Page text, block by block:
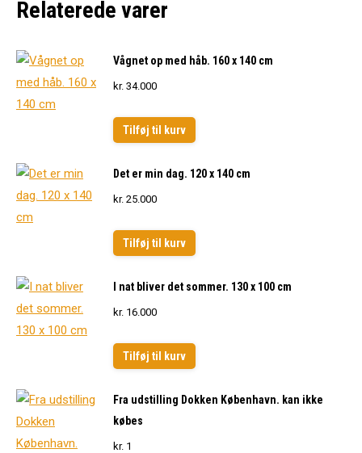
Relaterede varer
Vågnet op med håb. 160 x 140 cm
kr. 34.000
Tilføj til kurv
Det er min dag. 120 x 140 cm
kr. 25.000
Tilføj til kurv
I nat bliver det sommer. 130 x 100 cm
kr. 16.000
Tilføj til kurv
Fra udstilling Dokken København. kan ikke
købes
kr. 1